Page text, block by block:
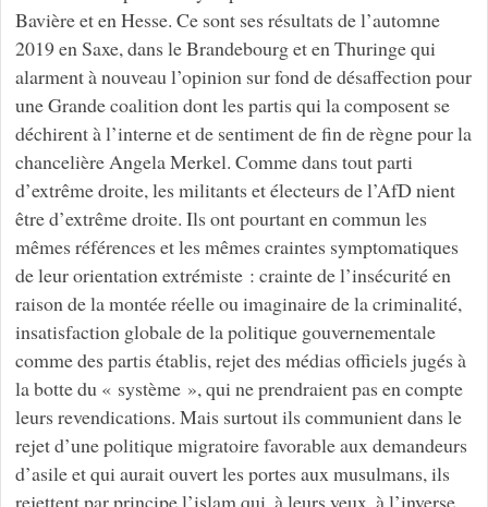
Bavière et en Hesse. Ce sont ses résultats de l’automne
2019 en Saxe, dans le Brandebourg et en Thuringe qui
alarment à nouveau l’opinion sur fond de désaffection pour
une Grande coalition dont les partis qui la composent se
déchirent à l’interne et de sentiment de fin de règne pour la
chancelière Angela Merkel. Comme dans tout parti
d’extrême droite, les militants et électeurs de l’AfD nient
être d’extrême droite. Ils ont pourtant en commun les
mêmes références et les mêmes craintes symptomatiques
de leur orientation extrémiste : crainte de l’insécurité en
raison de la montée réelle ou imaginaire de la criminalité,
insatisfaction globale de la politique gouvernementale
comme des partis établis, rejet des médias officiels jugés à
la botte du « système », qui ne prendraient pas en compte
leurs revendications. Mais surtout ils communient dans le
rejet d’une politique migratoire favorable aux demandeurs
d’asile et qui aurait ouvert les portes aux musulmans, ils